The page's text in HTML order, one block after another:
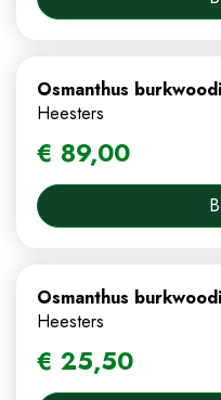
Osmanthus
Heesters
€ 89,00
Osmanthus
Heesters
€ 25,50